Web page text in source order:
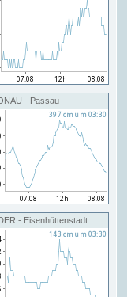
- Passau
- Eisenhüttenstadt